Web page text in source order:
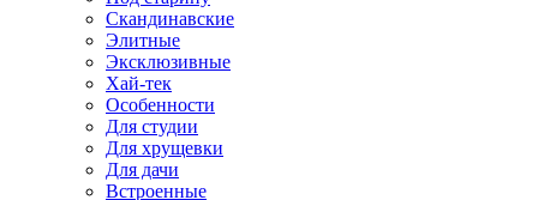
Скандинавские
Элитные
Эксклюзивные
Хай-тек
Особенности
Для студии
Для хрущевки
Для дачи
Встроенные